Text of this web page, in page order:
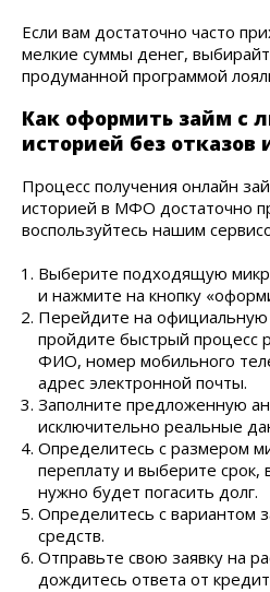
Если вам достаточно часто
мелкие суммы денег,
продуманной программой
Как оформить займ с
историей без отказов
Процесс получения онлайн
историей в МФО достаточно
воспользуйтесь нашим
Выберите подходящую
и нажмите на кнопку
Перейдите на
пройдите быстрый процесс
ФИО, номер мобильного
адрес электронной почты.
Заполните предложенную
исключительно реальные
Определитесь с размером
переплату и выберите срок,
нужно будет погасить долг.
Определитесь с вариантом
средств.
Отправьте свою заявку на
дождитесь ответа от